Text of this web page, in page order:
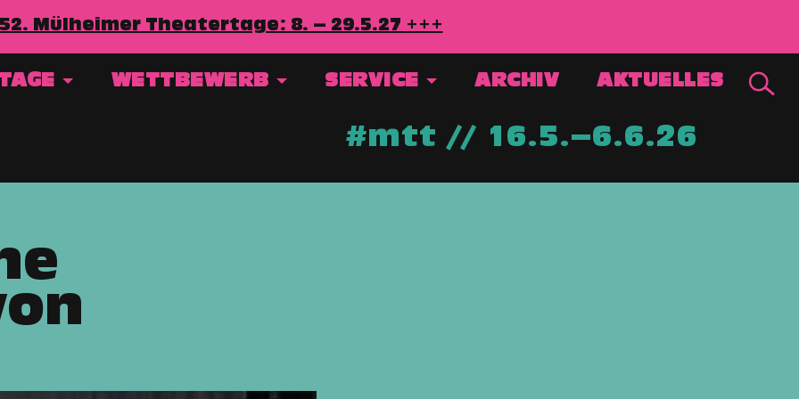
Mülheimer Theatertage: 8. – 29.5.27 +++
WETTBEWERB SERVICE ARCHIV AKTUELLES
#mtt // 16.5.–6.6.26